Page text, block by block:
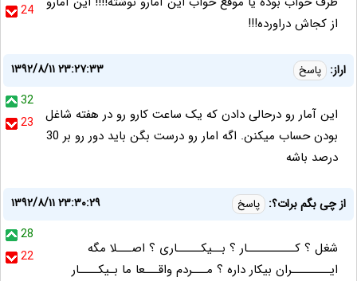
24
از کجاش دراورده!!!
اراز: پاسخ
۱۳۹۲/۸/۱۱ ۲۳:۲۷:۳۳
32
23
این آمار رو درحالی دادن که یک ساعت کارو رو در هفته شاغل
بودن حساب میکنن. اگه امار رو درست بگن باید دور رو بر 30
درصد باشه
از چی بگم برات؟: پاسخ
۱۳۹۲/۸/۱۱ ۲۳:۳۰:۲۹
28
22
شغل ؟ کــــــــــار ؟ بــیکـــــاری ؟ اصـــلا مگه
ایــــــــران بیکار داره ؟ مـــردم واقـــعا ما بـیکــــار